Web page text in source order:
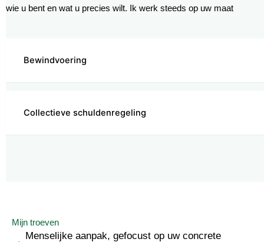
Bewindvoering
Collectieve schuldenregeling
wie u bent en wat u precies wilt. Ik werk steeds op uw maat
Mijn troeven
Menselijke aanpak, gefocust op uw concrete